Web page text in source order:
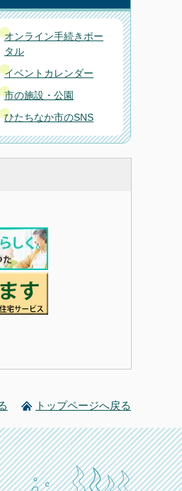
オンライン手続きポー
タル
イベントカレンダー
市の施設・公園
ひたちなか市のSNS
トップページへ戻る